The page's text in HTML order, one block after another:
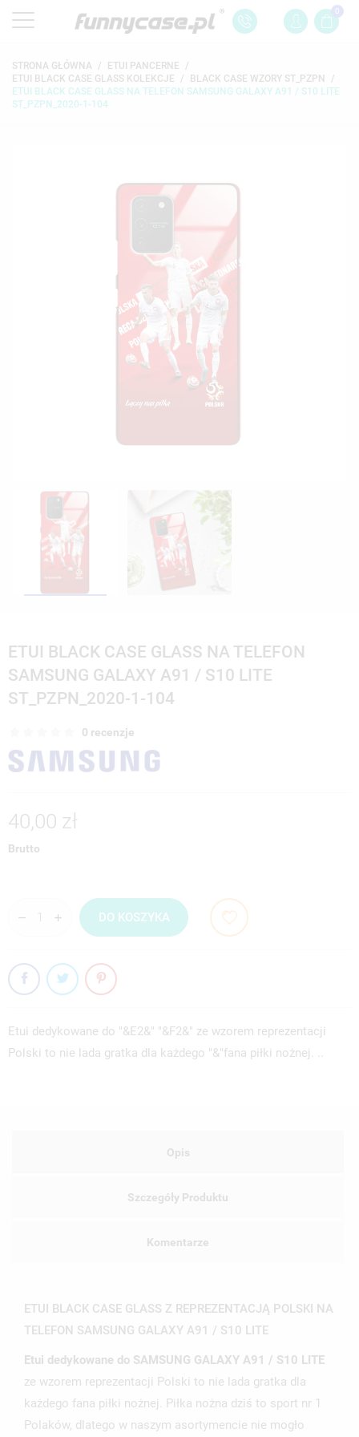
0
STRONA GŁÓWNA
ETUI PANCERNE
ETUI BLACK CASE GLASS KOLEKCJE
BLACK CASE WZORY ST_PZPN
ETUI BLACK CASE GLASS NA TELEFON SAMSUNG GALAXY A91 / S10 LITE
ST_PZPN_2020-1-104
ETUI BLACK CASE GLASS NA TELEFON
SAMSUNG GALAXY A91 / S10 LITE
ST_PZPN_2020-1-104
0 recenzje
40,00 zł
Brutto
DO KOSZYKA
Etui dedykowane do "&E2&" "&F2&" ze wzorem reprezentacji
Polski to nie lada gratka dla każdego "&"fana piłki nożnej. ..
Opis
Szczegóły Produktu
Komentarze
ETUI BLACK CASE GLASS Z REPREZENTACJĄ POLSKI NA
TELEFON SAMSUNG GALAXY A91 / S10 LITE
Etui dedykowane do SAMSUNG GALAXY A91 / S10 LITE
ze wzorem reprezentacji Polski to nie lada gratka dla
każdego fana piłki nożnej. Piłka nożna dziś to sport nr 1
Polaków, dlatego w naszym asortymencie nie mogło